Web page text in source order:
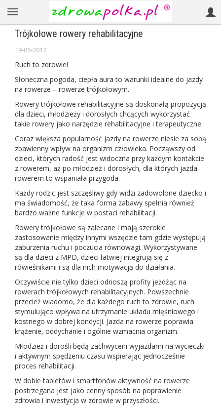
Trójkołowe rowery rehabilitacyjne
19-05-2017
Ruch to zdrowie!
Słoneczna pogoda, ciepła aura to warunki idealne do jazdy
na rowerze – rowerze trójkołowym.
Rowery trójkołowe rehabilitacyjne są doskonałą propozycją
dla dzieci, młodzieży i dorosłych chcących wykorzystać
takie rowery jako narzędzie rehabilitacyjne i terapeutyczne.
Coraz większa popularność jazdy na rowerze niesie za sobą
zbawienny wpływ na organizm człowieka. Począwszy od
dzieci, których radość jest widoczna przy każdym kontakcie
z rowerem, aż po młodzież i dorosłych, dla których jazda
rowerem to wspaniała przygoda.
Każdy rodzic jest szczęśliwy gdy widzi zadowolone dziecko i
ma świadomość, że taka forma zabawy spełnia również
bardzo ważne funkcje w postaci rehabilitacji.
Rowery trójkołowe są zalecane i mają szerokie
zastosowanie między innymi wszędzie tam gdzie występują
zaburzenia ruchu i poczucia równowagi. Wykorzystywane
są dla dzieci z MPD, dzieci łatwiej integrują się z
rówieśnikami i są dla nich motywacją do działania.
Oczywiście nie tylko dzieci odnoszą profity jeżdżąc na
rowerach trójkołowych rehabilitacyjnych. Powszechnie
przecież wiadomo, że dla każdego ruch to zdrowie, ruch
stymulująco wpływa na utrzymanie układu mięśniowego i
kostnego w dobrej kondycji. Jazda na rowerze poprawia
krążenie, oddychanie i ogólnie wzmacnia organizm.
Młodzież i dorośli będą zachwyceni wyjazdami na wycieczki
i aktywnym spędzeniu czasu wspierając jednocześnie
proces rehabilitacji.
W dobie tabletów i smartfonów aktywność na rowerze
postrzegana jest jako cenny sposób na poprawienie
zdrowia i inwestycja w zdrowie w przyszłości.